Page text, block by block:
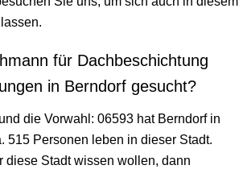
für Dachbeschichtung
in Berndorf gesucht?
die Vorwahl: 06593 hat Berndorf in
515 Personen leben in dieser Stadt.
diese Stadtwissen wollen, dann